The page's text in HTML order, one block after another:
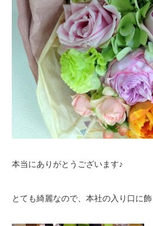
本当にありがとうございます♪
とても綺麗なので、本社の入り口に飾